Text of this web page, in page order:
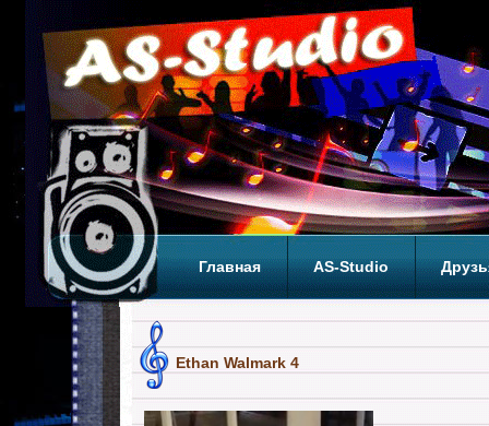
Главная AS-Studio
Ethan Walmark 4